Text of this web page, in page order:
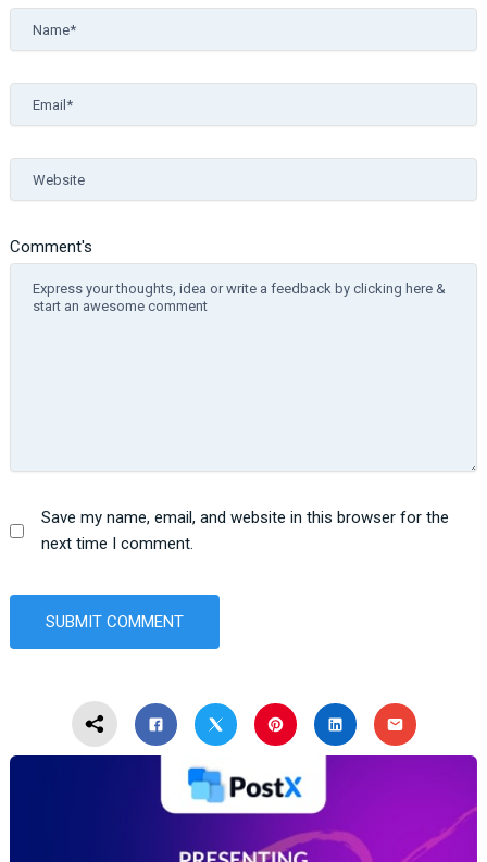
Comment's
Name*
Email*
Website
Save my name, email, and website in this browser for the
next time I comment.